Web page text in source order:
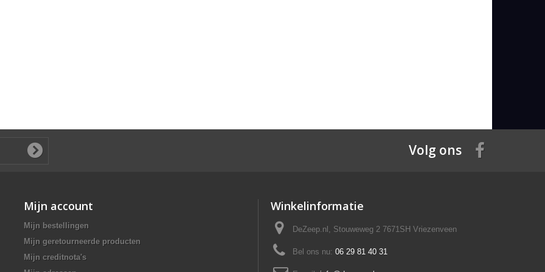
Volg ons
Mijn account
Mijn bestellingen
Mijn geretourneerde producten
Mijn creditnota's
Winkelinformatie
DeZeep.nl, Stouweweg 2 7671SH Vriezenveen
Bel ons nu: 06 29 81 40 31